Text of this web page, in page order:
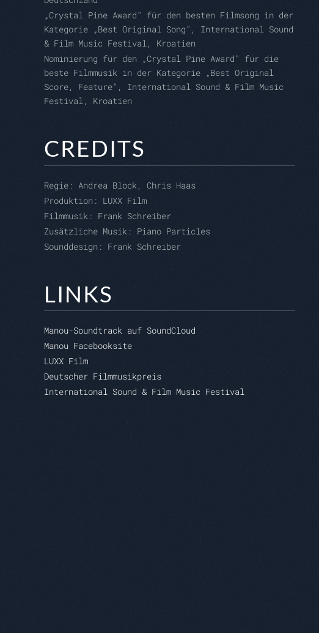
„Crystal Pine Award" für den besten Filmsong in der
Kategorie „Best Original Song", International Sound
& Film Music Festival, Kroatien
Nominierung für den „Crystal Pine Award" für die
beste Filmmusik in der Kategorie „Best Original
Score, Feature", International Sound & Film Music
Festival, Kroatien
CREDITS
Regie: Andrea Block, Chris Haas
Produktion: LUXX Film
Filmmusik: Frank Schreiber
Zusätzliche Musik: Piano Particles
Sounddesign: Frank Schreiber
LINKS
Manou-Soundtrack auf SoundCloud
Manou Facebooksite
LUXX Film
Deutscher Filmmusikpreis
International Sound & Film Music Festival